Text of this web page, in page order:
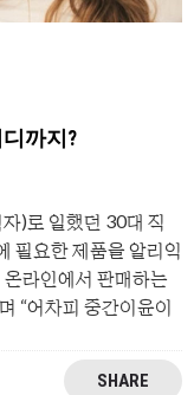
까지?
)로 일했던 30대 직
필요한 제품을 알리익
라인에서 판매하는
“어차피 중간이윤이
SHARE